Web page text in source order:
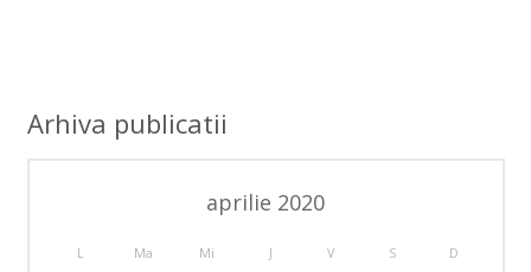
Arhiva publicatii
aprilie 2020
L Ma Mi J V S D